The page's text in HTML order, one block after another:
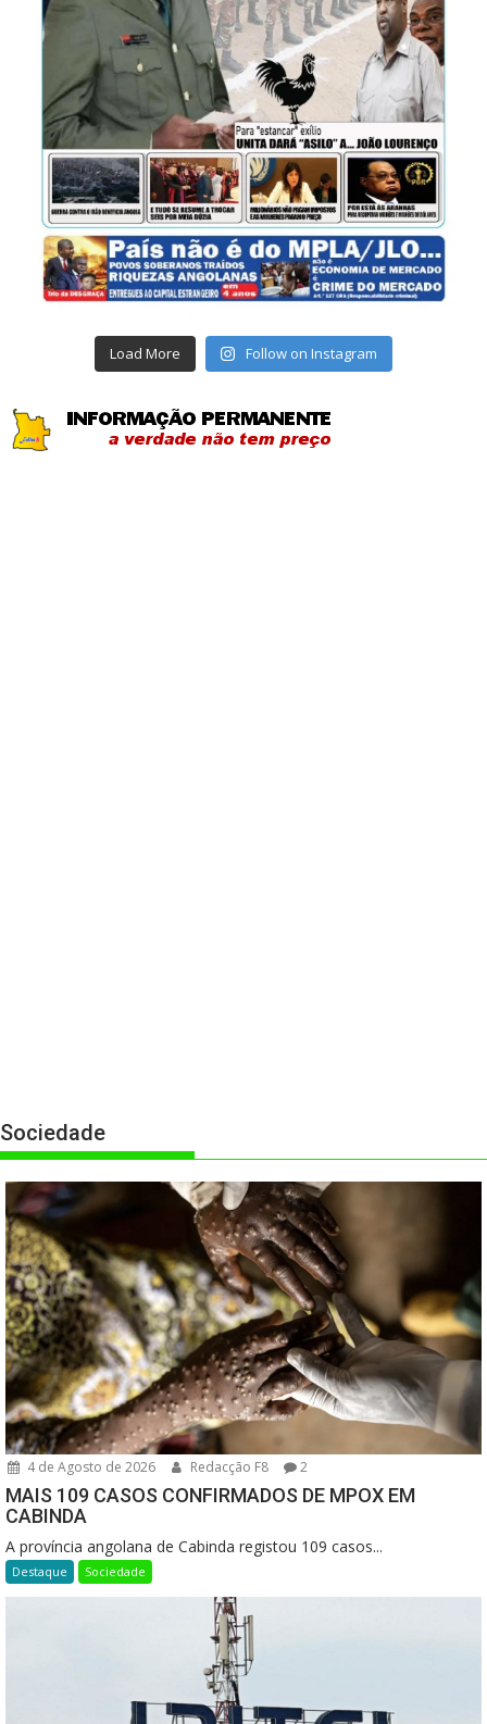
Load More Follow on Instagram
Sociedade
4 de Agosto de 2026 Redacção F8 2
MAIS 109 CASOS CONFIRMADOS DE MPOX EM
CABINDA
A província angolana de Cabinda registou 109 casos...
Destaque Sociedade